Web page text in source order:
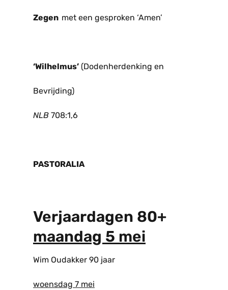
Zegen met een gesproken ‘Amen’
‘Wilhelmus’ (Dodenherdenking en
Bevrijding)
NLB 708:1,6
PASTORALIA
Verjaardagen 80+
maandag 5 mei
Wim Oudakker 90 jaar
woensdag 7 mei